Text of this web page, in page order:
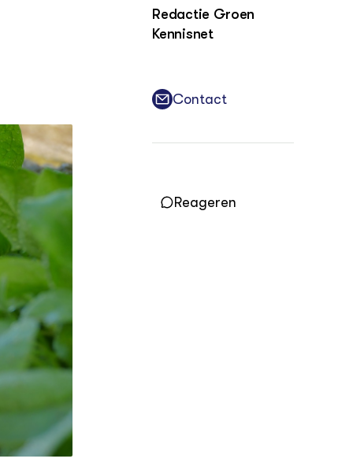
Columns & Blogs
Practoraten
Vakbladen
Wiki Groen Kennisnet
GROEN KENNISNET
Over ons
Contact
ENGLISH
Search the Knowledge base
Redactie Groen
Kennisnet
Contact
Reageren